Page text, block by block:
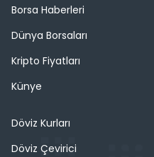
Borsa Haberleri
Dünya Borsaları
Kripto Fiyatları
Künye
Döviz Kurları
Döviz Çevirici